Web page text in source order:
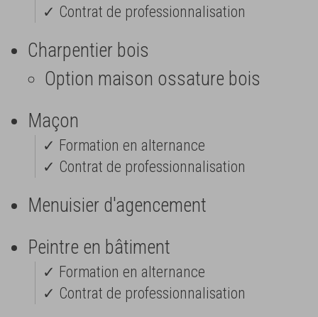
✓ Contrat de professionnalisation
Charpentier bois
Option maison ossature bois
Maçon
✓ Formation en alternance
✓ Contrat de professionnalisation
Menuisier d'agencement
Peintre en bâtiment
✓ Formation en alternance
✓ Contrat de professionnalisation